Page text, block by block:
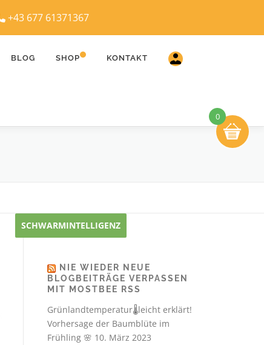
+43 677 61371367
BLOG SHOP KONTAKT
SCHWARMINTELLIGENZ
NIE WIEDER NEUE
BLOGBEITRÄGE VERPASSEN
MIT MOSTBEE RSS
Grünlandtemperatur🌡️leicht erklärt!
Vorhersage der Baumblüte im
Frühling 🌸 10. März 2023
0